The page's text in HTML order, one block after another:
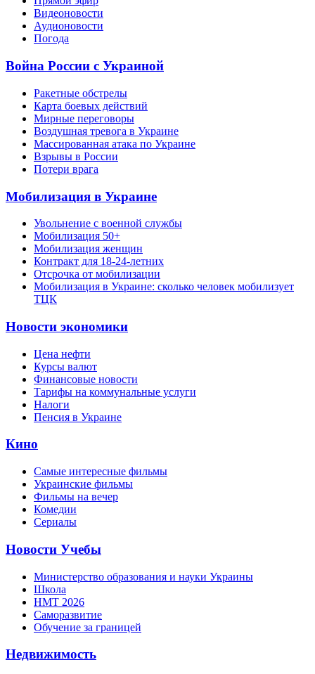
Видеоновости
Аудионовости
Погода
Война России с Украиной
Ракетные обстрелы
Карта боевых действий
Мирные переговоры
Воздушная тревога в Украине
Массированная атака по Украине
Взрывы в России
Потери врага
Мобилизация в Украине
Увольнение с военной службы
Мобилизация 50+
Мобилизация женщин
Контракт для 18-24-летних
Отсрочка от мобилизации
Мобилизация в Украине: сколько человек мобилизует
ТЦК
Новости экономики
Цена нефти
Курсы валют
Финансовые новости
Тарифы на коммунальные услуги
Налоги
Пенсия в Украине
Кино
Самые интересные фильмы
Украинские фильмы
Фильмы на вечер
Комедии
Сериалы
Новости Учебы
Министерство образования и науки Украины
Школа
НМТ 2026
Саморазвитие
Обучение за границей
Недвижимость